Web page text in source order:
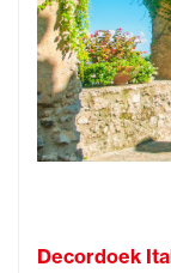
Decordoek